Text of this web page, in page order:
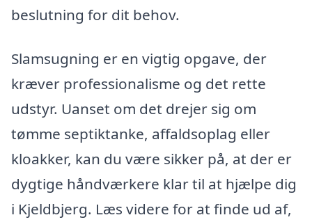
beslutning for dit behov.
Slamsugning er en vigtig opgave, der
kræver professionalisme og det rette
udstyr. Uanset om det drejer sig om
tømme septiktanke, affaldsoplag eller
kloakker, kan du være sikker på, at der er
dygtige håndværkere klar til at hjælpe dig
i Kjeldbjerg. Læs videre for at finde ud af,